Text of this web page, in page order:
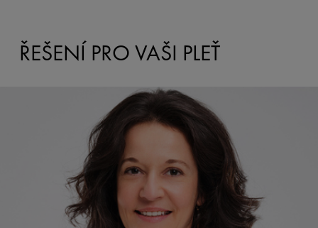
ŘEŠENÍ PRO VAŠI PLEŤ